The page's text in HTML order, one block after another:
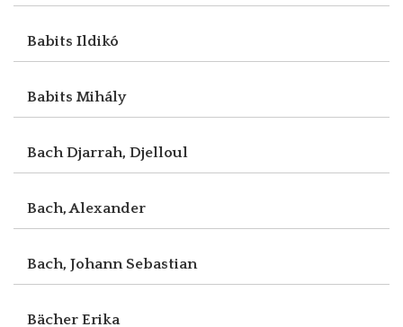
Babits Ildikó
Babits Mihály
Bach Djarrah, Djelloul
Bach, Alexander
Bach, Johann Sebastian
Bächer Erika